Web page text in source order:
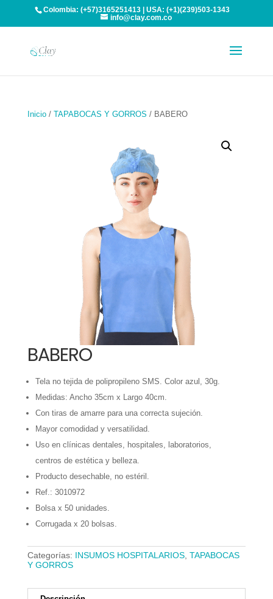
Colombia: (+57)3165251413 | USA: (+1)(239)503-1343
info@clay.com.co
Inicio/ TAPABOCAS Y GORROS / BABERO
BABERO
Tela no tejida de polipropileno SMS. Color azul, 30g.
Medidas: Ancho 35cm x Largo 40cm.
Con tiras de amarre para una correcta sujeción.
Mayor comodidad y versatilidad.
Uso en clínicas dentales, hospitales, laboratorios,
centros de estética y belleza.
Producto desechable, no estéril.
Ref.: 3010972
Bolsa x 50 unidades.
Corrugada x 20 bolsas.
Categorías: INSUMOS HOSPITALARIOS, TAPABOCAS
Y GORROS